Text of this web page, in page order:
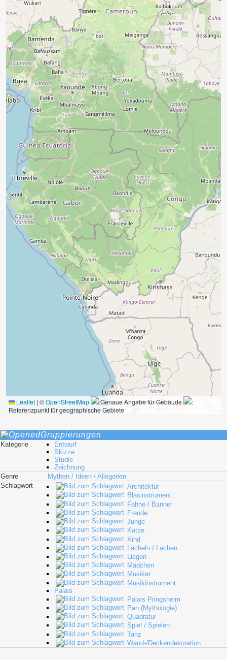
Leaflet | ©OpenStreetMap :Genaue Angabe für Gebäude
:
Referenzpunkt für geographische Gebiete
Gruppierungen
Kategorie
Entwurf
Skizze
Studie
Zeichnung
Genre
Mythen / Ideen / Allegorien
Schlagwort
Architektur
Blasinstrument
Fahne / Banner
Freude
Junge
Katze
Kind
Lächeln / Lachen
Liegen
Mädchen
Musiker
Musikinstrument
Palais
Palais Pringsheim
Pan (Mythologie)
Quadratur
Spiel / Spielen
Tanz
Wand-/Deckendekoration